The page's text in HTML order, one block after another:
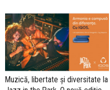
Muzică, libertate și diversitate la